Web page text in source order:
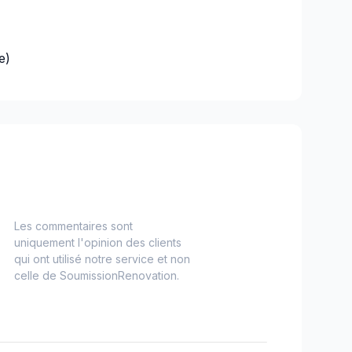
à Notre Dame de Grâce)
Les commentaires sont
uniquement l'opinion des clients
qui ont utilisé notre service et non
celle de SoumissionRenovation.